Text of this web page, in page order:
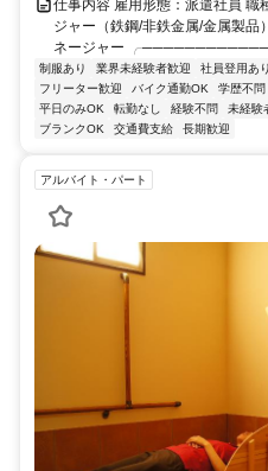
仕事内容 雇用形態：派遣社員 職
ジャー（鉄鋼/非鉄金属/金属製品
ネージャー
制服あり 業界未経験者歓迎 社員登用あり
フリーター歓迎
バイク通勤OK 学歴不問
平日のみOK
転勤なし 経験不問 未経験
ブランクOK
交通費支給 長期歓迎
アルバイト・パート